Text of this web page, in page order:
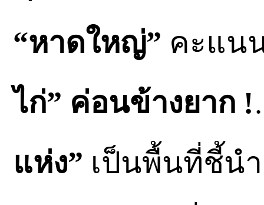
“หาดใหญ่” คะแน
ไก่” ค่อนข้างยาก !
แห่ง” เป็นพื้นที่ชี้น